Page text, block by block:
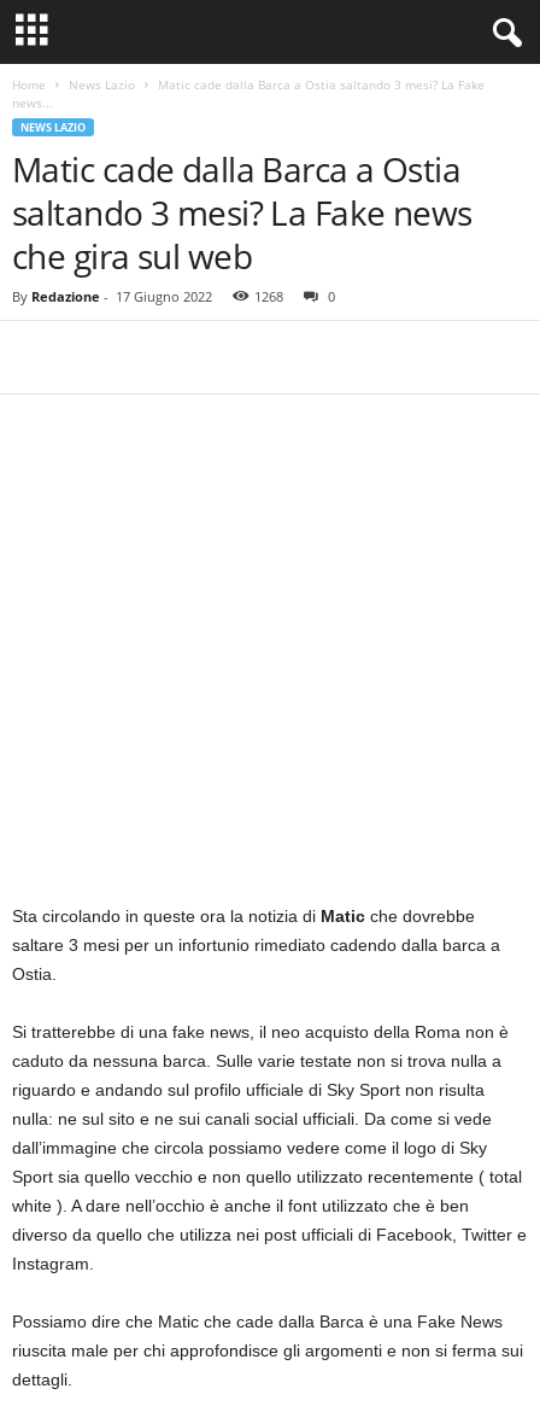
Home News Lazio
Matic cade dalla Barca a Ostia saltando 3 mesi? La Fake
news...
NEWS LAZIO
Matic cade dalla Barca a Ostia
saltando 3 mesi? La Fake news
che gira sul web
By Redazione - 17 Giugno 2022 1268 0
Sta circolando in queste ora la notizia di Matic che dovrebbe
saltare 3 mesi per un infortunio rimediato cadendo dalla barca a
Ostia.
Si tratterebbe di una fake news, il neo acquisto della Roma non è
caduto da nessuna barca. Sulle varie testate non si trova nulla a
riguardo e andando sul profilo ufficiale di Sky Sport non risulta
nulla: ne sul sito e ne sui canali social ufficiali. Da come si vede
dall’immagine che circola possiamo vedere come il logo di Sky
Sport sia quello vecchio e non quello utilizzato recentemente ( total
white ). A dare nell’occhio è anche il font utilizzato che è ben
diverso da quello che utilizza nei post ufficiali di Facebook, Twitter e
Instagram.
Possiamo dire che Matic che cade dalla Barca è una Fake News
riuscita male per chi approfondisce gli argomenti e non si ferma sui
dettagli.